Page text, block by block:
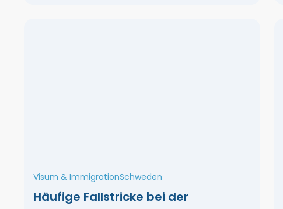
Visum & ImmigrationSchweden
Häufige Fallstricke bei der